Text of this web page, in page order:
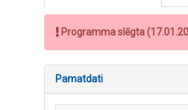
Programma slēgta
Pamatdati